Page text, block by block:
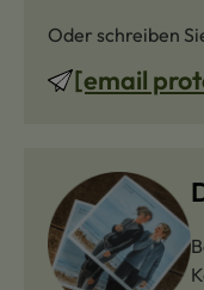
Oder schreiben
[email